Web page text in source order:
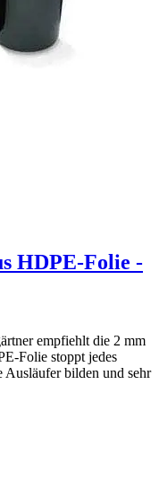
HDPE-Folie -
empfiehlt die 2 mm
Folie stoppt jedes
bilden und sehr